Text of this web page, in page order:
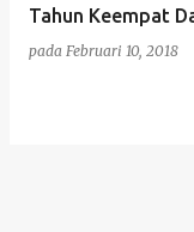
Tahun Keempat
pada Februari 10, 2018